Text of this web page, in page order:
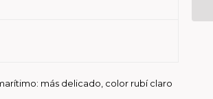
más delicado, color rubí claro